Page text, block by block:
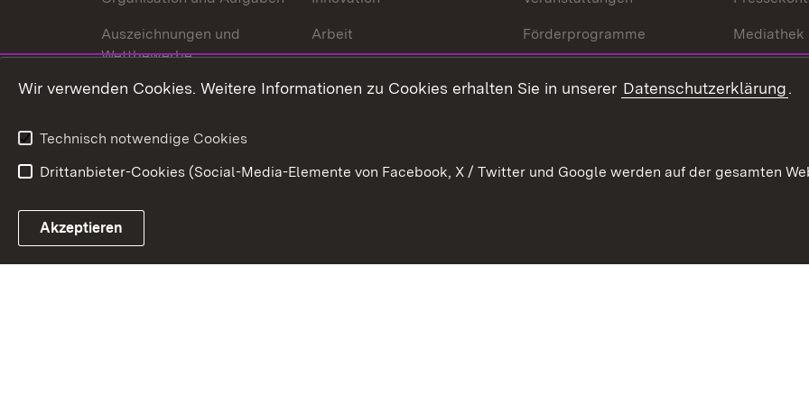
Auszeichnungen und
Wettbewerbe
Arbeit Förderprogramme Mediathek
Link zum Landesportal
Wir verwenden Cookies. Weitere Informationen zu Cookies erhalten Sie in unserer Datenschutzerklärung.
Technisch notwendige Cookies
Drittanbieter-Cookies (Social-Media-Elemente von Facebook, X / Twitter und Google werden auf der gesamten
Akzeptieren